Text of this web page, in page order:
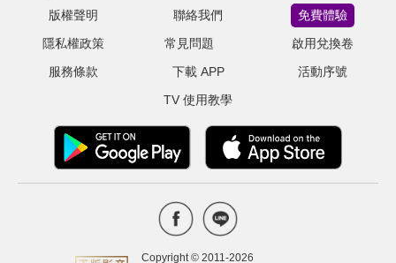
版權聲明
隱私權政策
服務條款
聯絡我們
常見問題
下載 APP
TV 使用教學
免費體驗
啟用兌換卷
活動序號
Copyright © 2011-2026